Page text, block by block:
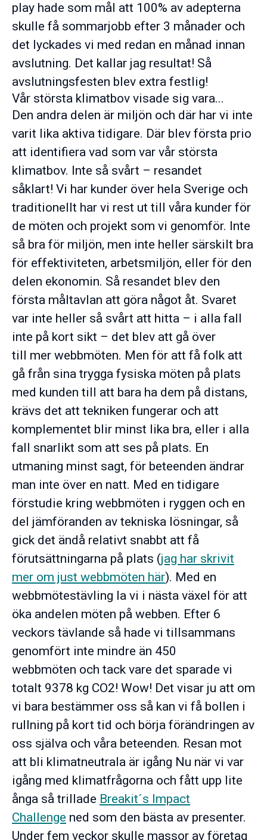
play hade som mål att 100% av adepterna
skulle få sommarjobb efter 3 månader och
det lyckades vi med redan en månad innan
avslutning. Det kallar jag resultat! Så
avslutningsfesten blev extra festlig!
Vår största klimatbov visade sig vara...
Den andra delen är miljön och där har vi inte
varit lika aktiva tidigare. Där blev första prio
att identifiera vad som var vår största
klimatbov. Inte så svårt – resandet
såklart! Vi har kunder över hela Sverige och
traditionellt har vi rest ut till våra kunder för
de möten och projekt som vi genomför. Inte
så bra för miljön, men inte heller särskilt bra
för effektiviteten, arbetsmiljön, eller för den
delen ekonomin. Så resandet blev den
första måltavlan att göra något åt. Svaret
var inte heller så svårt att hitta – i alla fall
inte på kort sikt – det blev att gå över
till mer webbmöten. Men för att få folk att
gå från sina trygga fysiska möten på plats
med kunden till att bara ha dem på distans,
krävs det att tekniken fungerar och att
komplementet blir minst lika bra, eller i alla
fall snarlikt som att ses på plats. En
utmaning minst sagt, för beteenden ändrar
man inte över en natt. Med en tidigare
förstudie kring webbmöten i ryggen och en
del jämföranden av tekniska lösningar, så
gick det ändå relativt snabbt att få
förutsättningarna på plats (jag har skrivit
mer om just webbmöten här). Med en
webbmötestävling la vi i nästa växel för att
öka andelen möten på webben. Efter 6
veckors tävlande så hade vi tillsammans
genomfört inte mindre än 450
webbmöten och tack vare det sparade vi
totalt 9378 kg CO2! Wow! Det visar ju att om
vi bara bestämmer oss så kan vi få bollen i
rullning på kort tid och börja förändringen av
oss själva och våra beteenden. Resan mot
att bli klimatneutrala är igång Nu när vi var
igång med klimatfrågorna och fått upp lite
ånga så trillade Breakit´s Impact
Challenge ned som den bästa av presenter.
Under fem veckor skulle massor av företag